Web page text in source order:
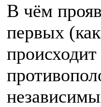
В чём
первых